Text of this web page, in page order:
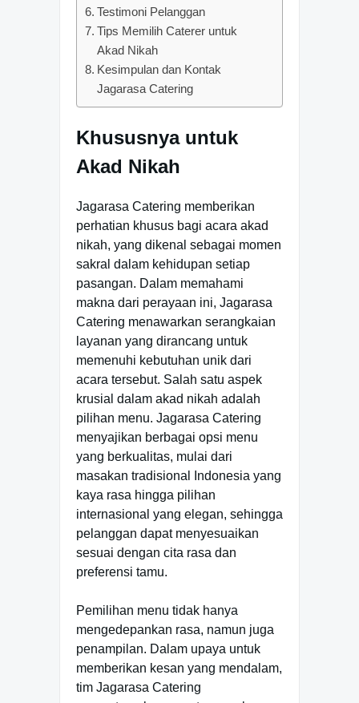
Testimoni Pelanggan
Tips Memilih Caterer untuk
Akad Nikah
Kesimpulan dan Kontak
Jagarasa Catering
Khususnya untuk
Akad Nikah
Jagarasa Catering memberikan
perhatian khusus bagi acara akad
nikah, yang dikenal sebagai momen
sakral dalam kehidupan setiap
pasangan. Dalam memahami
makna dari perayaan ini, Jagarasa
Catering menawarkan serangkaian
layanan yang dirancang untuk
memenuhi kebutuhan unik dari
acara tersebut. Salah satu aspek
krusial dalam akad nikah adalah
pilihan menu. Jagarasa Catering
menyajikan berbagai opsi menu
yang berkualitas, mulai dari
masakan tradisional Indonesia yang
kaya rasa hingga pilihan
internasional yang elegan, sehingga
pelanggan dapat menyesuaikan
sesuai dengan cita rasa dan
preferensi tamu.
Pemilihan menu tidak hanya
mengedepankan rasa, namun juga
penampilan. Dalam upaya untuk
memberikan kesan yang mendalam,
tim Jagarasa Catering